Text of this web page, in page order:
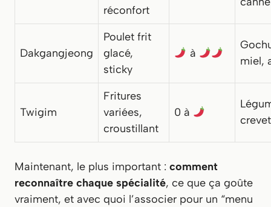
réconfort
Dakgangjeong
Poulet frit
glacé,
sticky
à
miel,
Twigim
Fritures
variées,
croustillant
0 à
Maintenant, le plus important : comment
reconnaître chaque spécialité, ce que ça goûte
vraiment, et avec quoi l’associer pour un “menu